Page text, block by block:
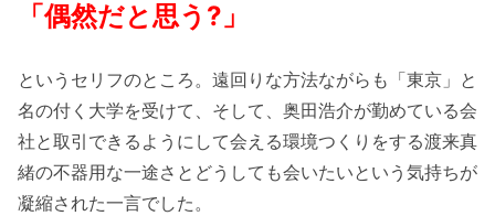
「偶然だと思う?」
というセリフのところ。遠回りな方法ながらも「東京」と
名の付く大学を受けて、そして、奥田浩介が勤めている会
社と取引できるようにして会える環境つくりをする渡来真
緒の不器用な一途さとどうしても会いたいという気持ちが
凝縮された一言でした。